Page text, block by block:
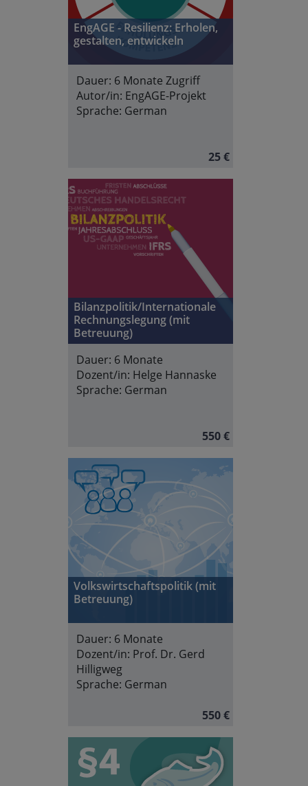
EngAGE - Resilienz: Erholen,
gestalten, entwickeln
Dauer: 6 Monate Zugriff
Autor/in: EngAGE-Projekt
Sprache: German
25 €
Bilanzpolitik/Internationale
Rechnungslegung (mit
Betreuung)
Dauer: 6 Monate
Dozent/in: Helge Hannaske
Sprache: German
550 €
Volkswirtschaftspolitik (mit
Betreuung)
Dauer: 6 Monate
Dozent/in: Prof. Dr. Gerd
Hilligweg
Sprache: German
550 €